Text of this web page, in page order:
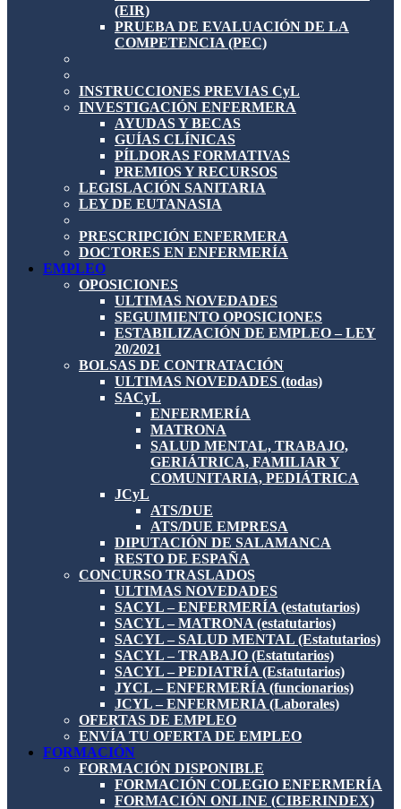
(EIR)
PRUEBA DE EVALUACIÓN DE LA
COMPETENCIA (PEC)
INSTRUCCIONES PREVIAS CyL
INVESTIGACIÓN ENFERMERA
AYUDAS Y BECAS
GUÍAS CLÍNICAS
PÍLDORAS FORMATIVAS
PREMIOS Y RECURSOS
LEGISLACIÓN SANITARIA
LEY DE EUTANASIA
PRESCRIPCIÓN ENFERMERA
DOCTORES EN ENFERMERÍA
EMPLEO
OPOSICIONES
ULTIMAS NOVEDADES
SEGUIMIENTO OPOSICIONES
ESTABILIZACIÓN DE EMPLEO – LEY
20/2021
BOLSAS DE CONTRATACIÓN
ULTIMAS NOVEDADES (todas)
SACyL
ENFERMERÍA
MATRONA
SALUD MENTAL, TRABAJO,
GERIÁTRICA, FAMILIAR Y
COMUNITARIA, PEDIÁTRICA
JCyL
ATS/DUE
ATS/DUE EMPRESA
DIPUTACIÓN DE SALAMANCA
RESTO DE ESPAÑA
CONCURSO TRASLADOS
ULTIMAS NOVEDADES
SACYL – ENFERMERÍA (estatutarios)
SACYL – MATRONA (estatutarios)
SACYL – SALUD MENTAL (Estatutarios)
SACYL – TRABAJO (Estatutarios)
SACYL – PEDIATRÍA (Estatutarios)
JYCL – ENFERMERÍA (funcionarios)
JCYL – ENFERMERIA (Laborales)
OFERTAS DE EMPLEO
ENVÍA TU OFERTA DE EMPLEO
FORMACIÓN
FORMACIÓN DISPONIBLE
FORMACIÓN COLEGIO ENFERMERÍA
FORMACIÓN ONLINE (CIBERINDEX)